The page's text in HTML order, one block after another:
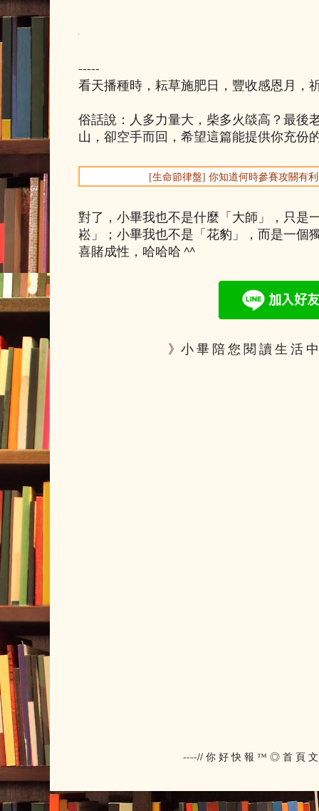
-----
看天播種時，耘草施肥日，豐收感恩月，
俗話說：人多力量大，柴多火燄高？最後
山，卻空手而回，希望這篇能提供你充份
[生命節律盤] 你知道何時參賽攻關有
對了，小畢我也不是什麼「大師」，只是
崧」；小畢我也不是「花豹」，而是一個
喜賭成性，哈哈哈 ^^
》小 畢 陪 您 閱 讀 生 活
----// 你 好 快 報 ™ ◎ 首 頁 文